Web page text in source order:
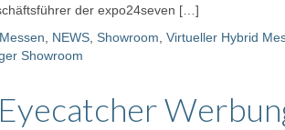
der expo24seven […]
NEWS Showroom Virtueller Hybrid
Showroom